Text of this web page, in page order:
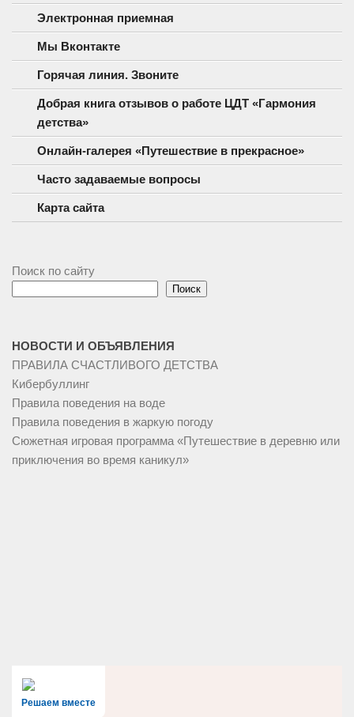
Электронная приемная
Мы Вконтакте
Горячая линия. Звоните
Добрая книга отзывов о работе ЦДТ «Гармония
детства»
Онлайн-галерея «Путешествие в прекрасное»
Часто задаваемые вопросы
Карта сайта
Поиск по сайту
Поиск
НОВОСТИ И ОБЪЯВЛЕНИЯ
ПРАВИЛА СЧАСТЛИВОГО ДЕТСТВА
Кибербуллинг
Правила поведения на воде
Правила поведения в жаркую погоду
Сюжетная игровая программа «Путешествие в деревню или
приключения во время каникул»
Решаем вместе